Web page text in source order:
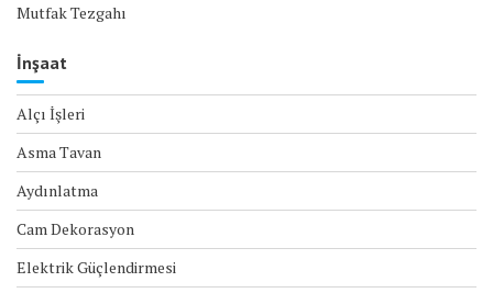
Mutfak Tezgahı
İnşaat
Alçı İşleri
Asma Tavan
Aydınlatma
Cam Dekorasyon
Elektrik Güçlendirmesi